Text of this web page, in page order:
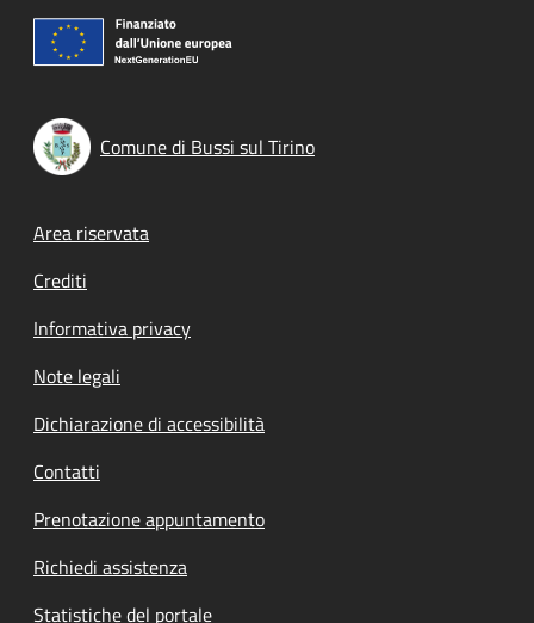
Comune di Bussi sul Tirino
Footer menu
Area riservata
Crediti
Informativa privacy
Note legali
Dichiarazione di accessibilità
Contatti
Prenotazione appuntamento
Richiedi assistenza
Statistiche del portale